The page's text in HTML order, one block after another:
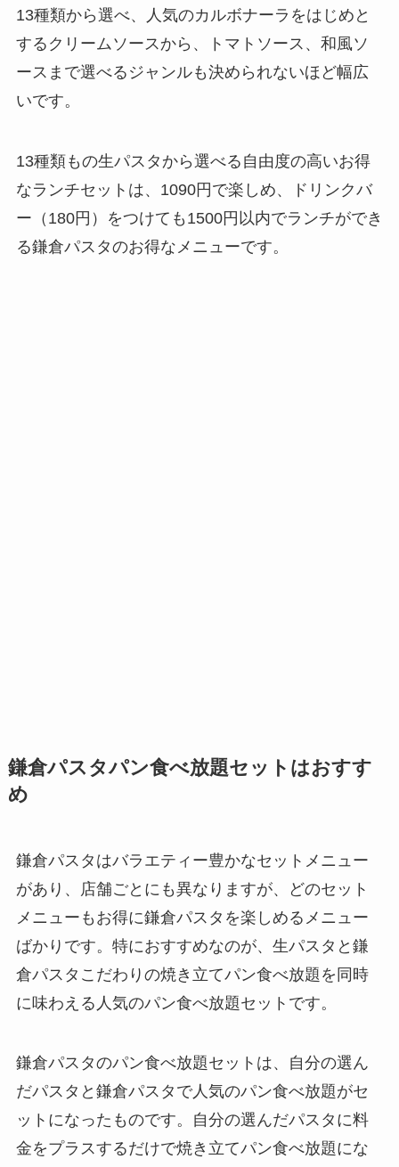
13種類から選べ、人気のカルボナーラをはじめと
するクリームソースから、トマトソース、和風ソ
ースまで選べるジャンルも決められないほど幅広
いです。
13種類もの生パスタから選べる自由度の高いお得
なランチセットは、1090円で楽しめ、ドリンクバ
ー（180円）をつけても1500円以内でランチができ
る鎌倉パスタのお得なメニューです。
鎌倉パスタパン食べ放題セットはおすす
め
鎌倉パスタはバラエティー豊かなセットメニュー
があり、店舗ごとにも異なりますが、どのセット
メニューもお得に鎌倉パスタを楽しめるメニュー
ばかりです。特におすすめなのが、生パスタと鎌
倉パスタこだわりの焼き立てパン食べ放題を同時
に味わえる人気のパン食べ放題セットです。
鎌倉パスタのパン食べ放題セットは、自分の選ん
だパスタと鎌倉パスタで人気のパン食べ放題がセ
ットになったものです。自分の選んだパスタに料
金をプラスするだけで焼き立てパン食べ放題にな